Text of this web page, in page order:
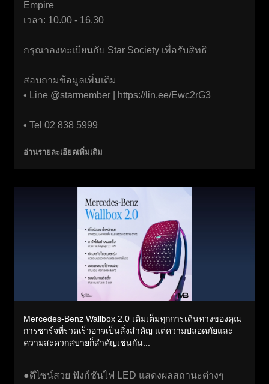
Empire
เวลา: 10.00 - 16.30
กรุณาลงทะเบียนกับ Star Society เพื่อรับสิทธิ
สอบถามข้อมูลเพิ่มเติม
• Line @starmember |
https://lin.ee/Ewc2rG3
• Tel 02 838 5999
อ่านรายละเอียดเพิ่มเติม
Mercedes-Benz Wallbox 2.0 เติมเต็มทุกการเดินทางของคุณ
การชาร์จที่รวดเร็วอาจเป็นสิ่งสำคัญ แต่ความปลอดภัยและ
ความสะดวกสบายก็สำคัญเช่นกัน...
●ดีไซน์สวย ฟังก์ชันไฟ LED แสดงผลสถานะต่างๆ